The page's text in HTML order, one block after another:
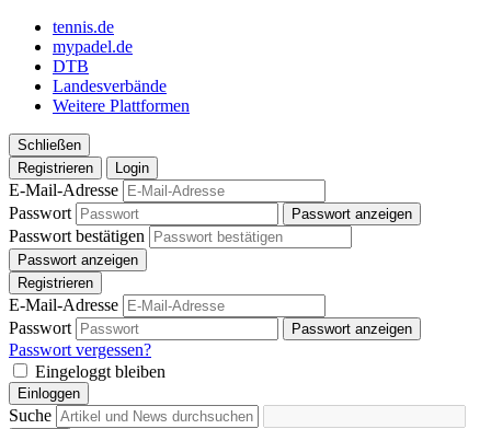
tennis.de
mypadel.de
DTB
Landesverbände
Weitere Plattformen
Schließen
Registrieren
Login
E-Mail-Adresse
Passwort
Passwort anzeigen
Passwort bestätigen
Passwort anzeigen
Registrieren
E-Mail-Adresse
Passwort
Passwort anzeigen
Passwort vergessen?
Eingeloggt bleiben
Einloggen
Suche